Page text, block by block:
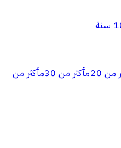
من 20م أكثر من 30م
أكثر من